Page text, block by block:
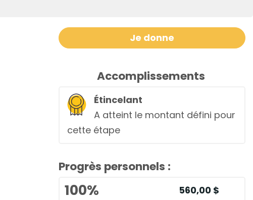
Je donne
Accomplissements
Étincelant
A atteint le montant défini pour
cette étape
Progrès personnels :
100% 560,00 $